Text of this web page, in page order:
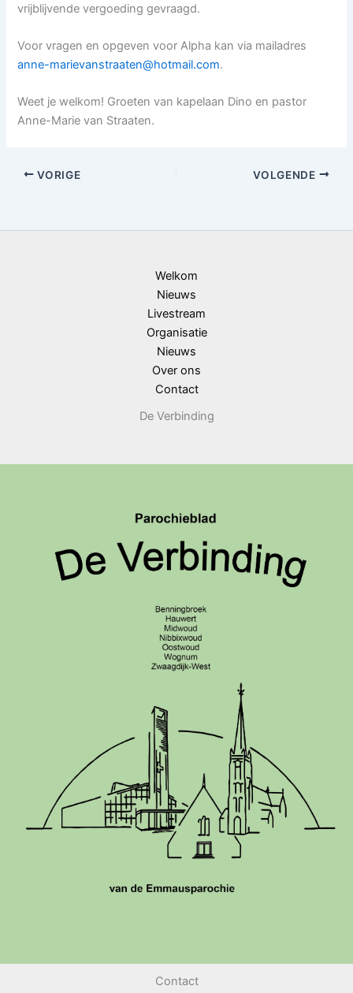
vrijblijvende vergoeding gevraagd.
Voor vragen en opgeven voor Alpha kan via mailadres
anne-marievanstraaten@hotmail.com.
Weet je welkom! Groeten van kapelaan Dino en pastor
Anne-Marie van Straaten.
VORIGE VOLGENDE
Welkom
Nieuws
Livestream
Organisatie
Nieuws
Over ons
Contact
De Verbinding
Contact